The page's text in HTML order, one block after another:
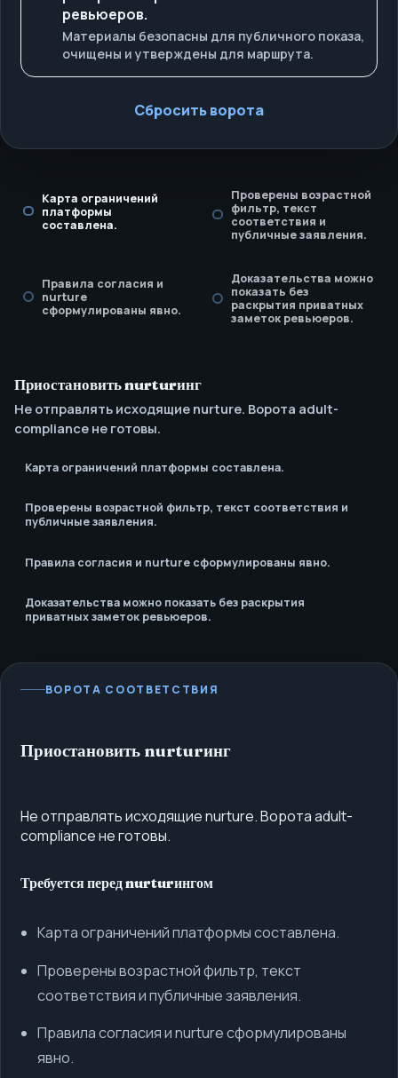
ревьюеров.
Материалы безопасны для публичного показа,
очищены и утверждены для маршрута.
Сбросить ворота
Карта ограничений
платформы
составлена.
Проверены возрастной
фильтр, текст
соответствия и
публичные заявления.
Правила согласия и
nurture
сформулированы явно.
Доказательства можно
показать без
раскрытия приватных
заметок ревьюеров.
Приостановить nurturинг
Не отправлять исходящие nurture. Ворота adult-
compliance не готовы.
Карта ограничений платформы составлена.
Проверены возрастной фильтр, текст соответствия и
публичные заявления.
Правила согласия и nurture сформулированы явно.
Доказательства можно показать без раскрытия
приватных заметок ревьюеров.
ВОРОТА СООТВЕТСТВИЯ
Приостановить nurturинг
Не отправлять исходящие nurture. Ворота adult-
compliance не готовы.
Требуется перед nurturингом
Карта ограничений платформы составлена.
Проверены возрастной фильтр, текст
соответствия и публичные заявления.
Правила согласия и nurture сформулированы
явно.